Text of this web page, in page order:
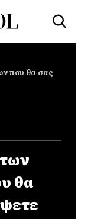
που θα σας
θα